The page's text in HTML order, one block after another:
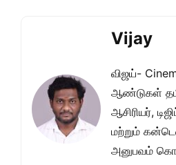
Vijay
விஜய்-
ஆண்டுகள்
ஆசிரியர்,
மற்றும்
அனுபவம்